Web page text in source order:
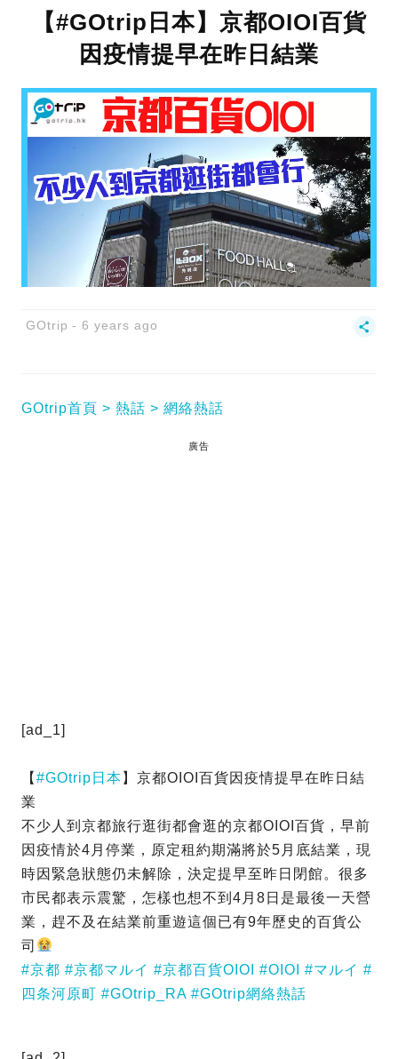
【#GOtrip日本】京都OIOI百貨
因疫情提早在昨日結業
GOtrip 6 years ago
GOtrip首頁 熱話 網絡熱話
廣告
[ad_1]
【 #GOtrip日本 】京都OIOI百貨因疫情提早在昨日結
業
不少人到京都旅行逛街都會逛的京都OIOI百貨，早前
因疫情於4月停業，原定租約期滿將於5月底結業，現
時因緊急狀態仍未解除，決定提早至昨日閉館。很多
市民都表示震驚，怎樣也想不到4月8日是最後一天營
業，趕不及在結業前重遊這個已有9年歷史的百貨公
司
#京都 #京都マルイ #京都百貨OIOI #OIOI #マルイ #
四条河原町 #GOtrip_RA #GOtrip網絡熱話